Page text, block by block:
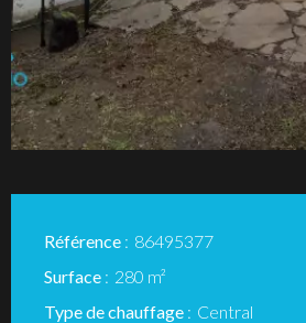
Référence
86495377
Surface
280 m²
Type de chauffage
Central